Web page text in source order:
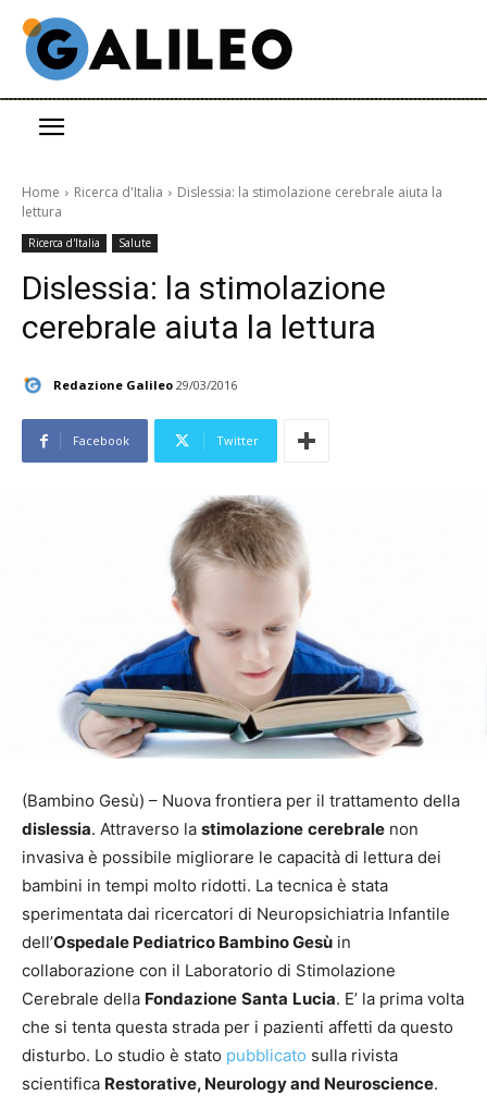
Home Ricerca d'Italia
Dislessia: la stimolazione cerebrale aiuta la
lettura
Ricerca d'Italia Salute
Dislessia: la stimolazione
cerebrale aiuta la lettura
Redazione Galileo 29/03/2016
Facebook Twitter
(Bambino Gesù) – Nuova frontiera per il trattamento della
dislessia. Attraverso la stimolazione cerebrale non
invasiva è possibile migliorare le capacità di lettura dei
bambini in tempi molto ridotti. La tecnica è stata
sperimentata dai ricercatori di Neuropsichiatria Infantile
dell’Ospedale Pediatrico Bambino Gesù in
collaborazione con il Laboratorio di Stimolazione
Cerebrale della Fondazione Santa Lucia. E’ la prima volta
che si tenta questa strada per i pazienti affetti da questo
disturbo. Lo studio è stato pubblicato sulla rivista
scientifica Restorative, Neurology and Neuroscience.